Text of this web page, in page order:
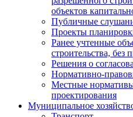
объектов
Публичные
Проекты
Ранее учтенные
строительства, без
Решения о
Нормативно-
Местные
проектирования
Муниципальное